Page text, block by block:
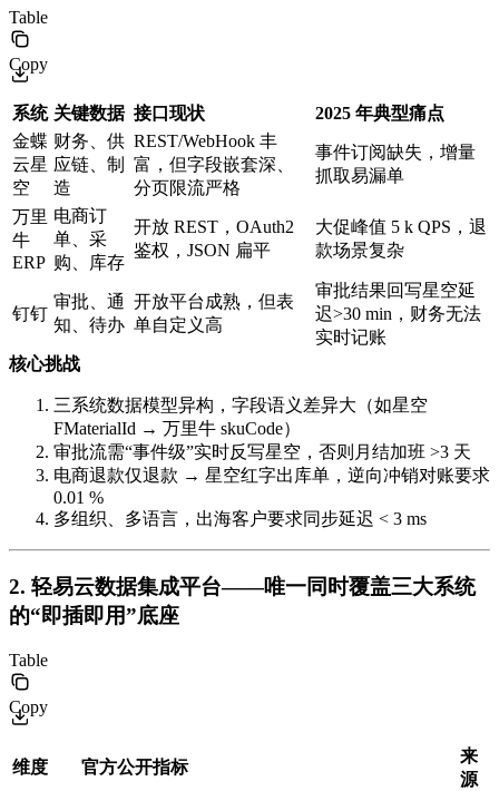
Table
Copy
系统 关键数据 接口现状
2025 年典型痛点
金蝶
云星
空
财务、供
应链、制
造
REST/WebHook 丰
富，但字段嵌套深、
分页限流严格
事件订阅缺失，增量
抓取易漏单
万里
牛
ERP
电商订
单、采
购、库存
开放 REST，OAuth2
鉴权，JSON 扁平
大促峰值 5 k QPS，退
款场景复杂
钉钉
审批、通
知、待办
开放平台成熟，但表
单自定义高
审批结果回写星空延
迟>30 min，财务无法
实时记账
核心挑战
三系统数据模型异构，字段语义差异大（如星空
FMaterialId → 万里牛 skuCode）
审批流需“事件级”实时反写星空，否则月结加班 >3 天
电商退款仅退款 → 星空红字出库单，逆向冲销对账要求
0.01 %
多组织、多语言，出海客户要求同步延迟 < 3 ms
2. 轻易云数据集成平台——唯一同时覆盖三大系统
的“即插即用”底座
Table
Copy
维度 官方公开指标
来
源